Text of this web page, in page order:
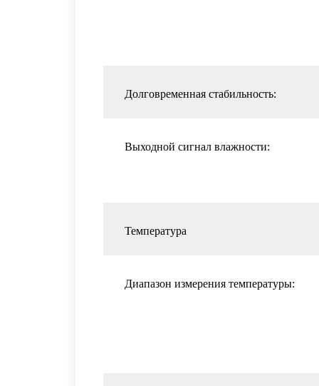
Долговременная стабильность:
Выходной сигнал влажности:
Температура
Диапазон измерения температуры: